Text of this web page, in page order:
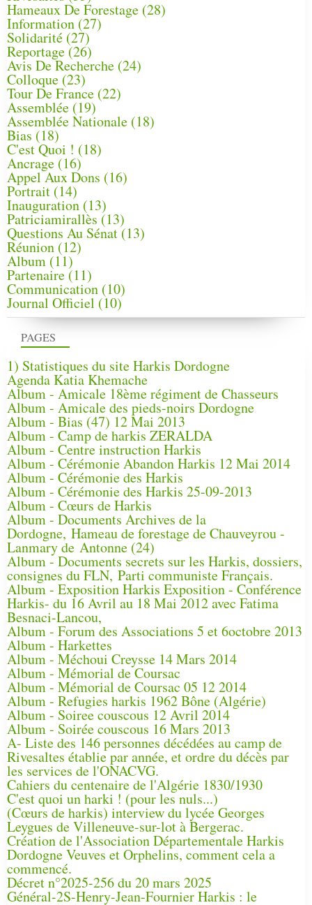
PAGES
1) Statistiques du site Harkis Dordogne
Agenda Katia Khemache
Album - Amicale 18ème régiment de Chasseurs
Album - Amicale des pieds-noirs Dordogne
Album - Bias (47) 12 Mai 2013
Album - Camp de harkis ZERALDA
Album - Centre instruction Harkis
Album - Cérémonie Abandon Harkis 12 Mai 2014
Album - Cérémonie des Harkis
Album - Cérémonie des Harkis 25-09-2013
Album - Cœurs de Harkis
Album - Documents Archives de la
Dordogne, Hameau de forestage de Chauveyrou -
Lanmary de Antonne (24)
Album - Documents secrets sur les Harkis, dossiers,
consignes du FLN, Parti communiste Français.
Album - Exposition Harkis Exposition - Conférence
Harkis- du 16 Avril au 18 Mai 2012 avec Fatima
Besnaci-Lancou,
Album - Forum des Associations 5 et 6octobre 2013
Album - Harkettes
Album - Méchoui Creysse 14 Mars 2014
Album - Mémorial de Coursac
Album - Mémorial de Coursac 05 12 2014
Album - Refugies harkis 1962 Bône (Algérie)
Album - Soiree couscous 12 Avril 2014
Album - Soirée couscous 16 Mars 2013
A- Liste des 146 personnes décédées au camp de
Rivesaltes établie par année, et ordre du décès par
les services de l'ONACVG.
Cahiers du centenaire de l'Algérie 1830/1930
C'est quoi un harki ! (pour les nuls...)
(Cœurs de harkis) interview du lycée Georges
Leygues de Villeneuve-sur-lot à Bergerac.
Création de l'Association Départementale Harkis
Dordogne Veuves et Orphelins, comment cela a
commencé.
Décret n°2025-256 du 20 mars 2025
Général-2S-Henry-Jean-Fournier Harkis : le
Hameaux De Forestage (28)
Information (27)
Solidarité (27)
Reportage(26)
Avis De Recherche (24)
Colloque (23)
Tour De France (22)
Assemblée (19)
Assemblée Nationale (18)
Bias (18)
C'est Quoi ! (18)
Ancrage (16)
Appel Aux Dons (16)
Portrait (14)
Inauguration (13)
Patriciamirallès (13)
Questions Au Sénat(13)
Réunion (12)
Album (11)
Partenaire(11)
Communication (10)
Journal Officiel (10)